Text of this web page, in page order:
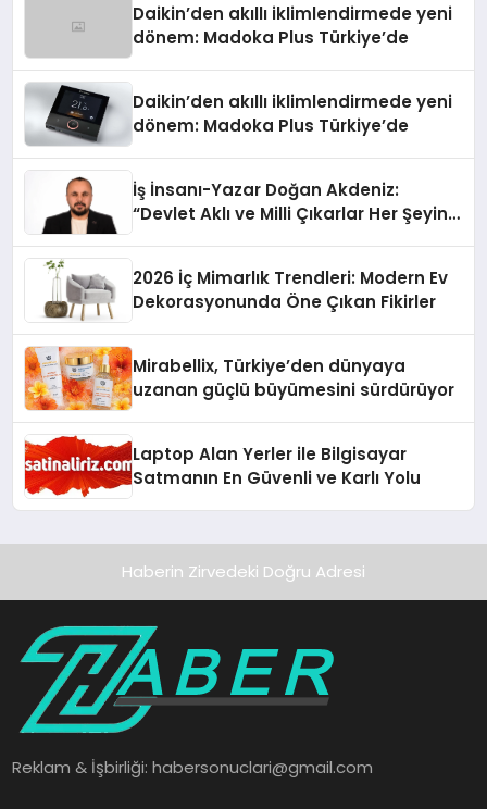
Daikin’den akıllı iklimlendirmede yeni
dönem: Madoka Plus Türkiye’de
Daikin’den akıllı iklimlendirmede yeni
dönem: Madoka Plus Türkiye’de
İş İnsanı-Yazar Doğan Akdeniz:
“Devlet Aklı ve Milli Çıkarlar Her Şeyin
2026 İç Mimarlık Trendleri: Modern Ev
Dekorasyonunda Öne Çıkan Fikirler
Mirabellix, Türkiye’den dünyaya
uzanan güçlü büyümesini sürdürüyor
Laptop Alan Yerler ile Bilgisayar
Satmanın En Güvenli ve Karlı Yolu
Haberin Zirvedeki Doğru Adresi
Reklam & İşbirliği:habersonuclari@gmail.com